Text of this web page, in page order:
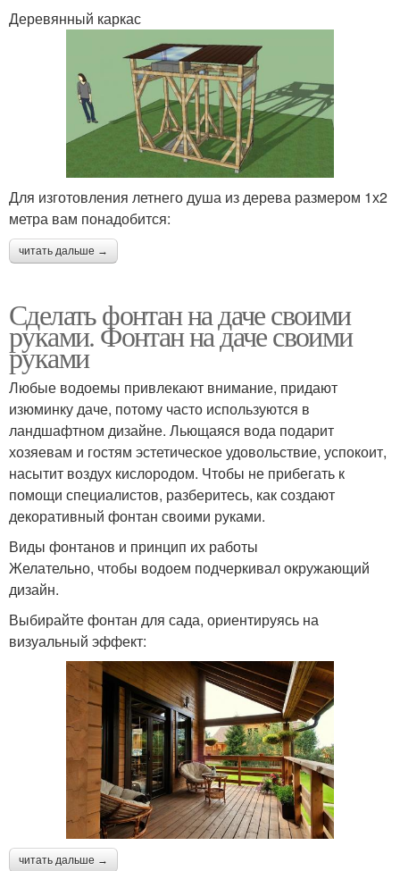
Деревянный каркас
Для изготовления летнего душа из дерева размером 1х2
метра вам понадобится:
читать дальше →
Сделать фонтан на даче своими
руками. Фонтан на даче своими
руками
Любые водоемы привлекают внимание, придают
изюминку даче, потому часто используются в
ландшафтном дизайне. Льющаяся вода подарит
хозяевам и гостям эстетическое удовольствие, успокоит,
насытит воздух кислородом. Чтобы не прибегать к
помощи специалистов, разберитесь, как создают
декоративный фонтан своими руками.
Виды фонтанов и принцип их работы
Желательно, чтобы водоем подчеркивал окружающий
дизайн.
Выбирайте фонтан для сада, ориентируясь на
визуальный эффект:
читать дальше →